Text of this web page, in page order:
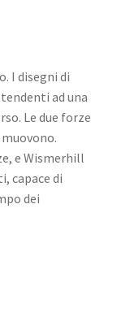
I disegni di
ad una
Le due forze
e Wismerhill
capace di
dei